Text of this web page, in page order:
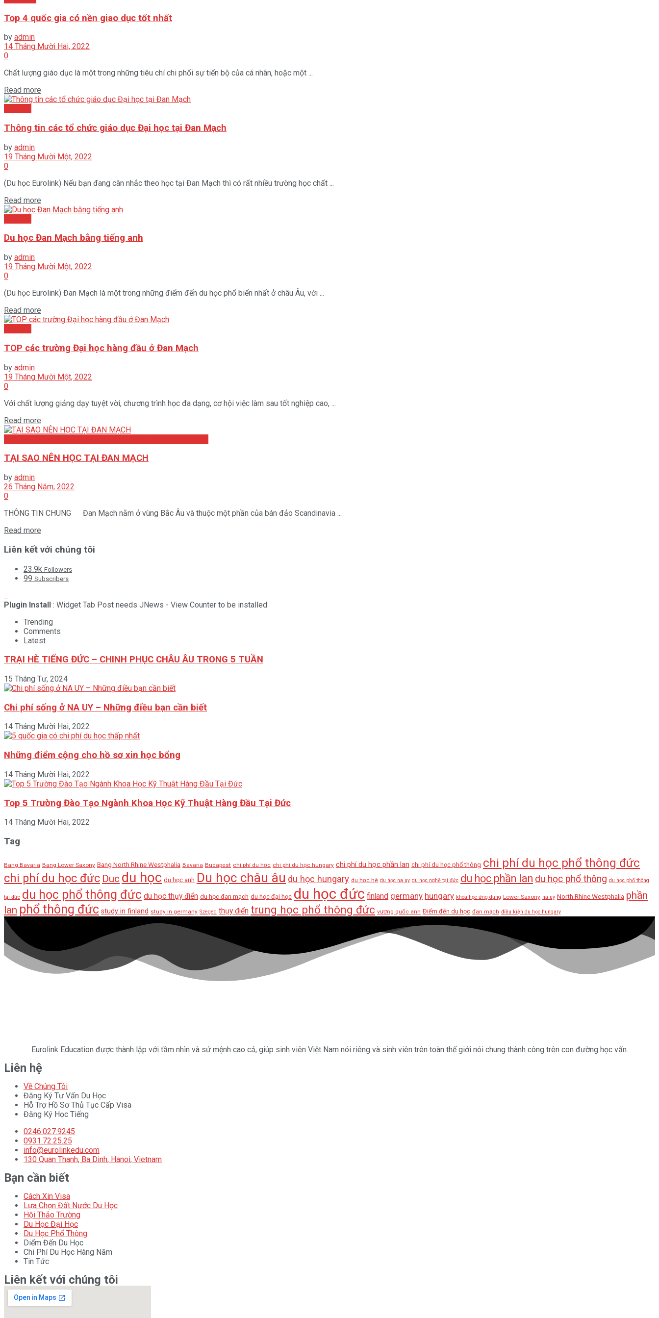
Top 4 quốc gia có nền giao dục tốt nhất
by admin
14 Tháng Mười Hai, 2022
0
Chất lượng giáo dục là một trong những tiêu chí chi phối sự tiến bộ của cá nhân, hoặc một ...
Read more
Thông tin các tổ chức giáo dục Đại học tại Đan Mạch
by admin
19 Tháng Mười Một, 2022
0
(Du học Eurolink) Nếu bạn đang cân nhắc theo học tại Đan Mạch thì có rất nhiều trường học chất ...
Read more
Du học Đan Mạch bằng tiếng anh
by admin
19 Tháng Mười Một, 2022
0
(Du học Eurolink) Đan Mạch là một trong những điểm đến du học phổ biến nhất ở châu Âu, với ...
Read more
TOP các trường Đại học hàng đầu ở Đan Mạch
by admin
19 Tháng Mười Một, 2022
0
Với chất lượng giảng dạy tuyệt vời, chương trình học đa dạng, cơ hội việc làm sau tốt nghiệp cao, ...
Read more
TẠI SAO NÊN HỌC TẠI ĐAN MẠCH
by admin
26 Tháng Năm, 2022
0
THÔNG TIN CHUNG Đan Mạch nằm ở vùng Bắc Âu và thuộc một phần của bán đảo Scandinavia ...
Read more
Liên kết với chúng tôi
23.9k Followers
99 Subscribers
Plugin Install : Widget Tab Post needs JNews - View Counter to be installed
Trending
Comments
Latest
TRẠI HÈ TIẾNG ĐỨC – CHINH PHỤC CHÂU ÂU TRONG 5 TUẦN
15 Tháng Tư, 2024
Chi phí sống ở NA UY – Những điều bạn cần biết
14 Tháng Mười Hai, 2022
Những điểm cộng cho hồ sơ xin học bổng
14 Tháng Mười Hai, 2022
Top 5 Trường Đào Tạo Ngành Khoa Học Kỹ Thuật Hàng Đầu Tại Đức
14 Tháng Mười Hai, 2022
Tag
Bang Bavaria Bang Lower Saxony Bang North Rhine Westphalia Bavaria Budapest chi phí du học chi phí du học hungary chi phí du học phần lan chi phí du học phổ thông chi phí du học phổ thông đức
chi phí du học đức Duc du học du học anh Du học châu âu du học hungary du học hè du học na uy du học nghề tại đức du học phần lan du học phổ thông du học phổ thông
tại đức du học phổ thông đức du học thụy điển du học đan mạch du học đại học du học đức finland germany hungary khoa học ứng dụng Lower Saxony na uy North Rhine Westphalia phần
lan phổ thông đức study in finland study in germany Szeged thụy điển trung học phổ thông đức vương quốc anh Điểm đến du học đan mạch điều kiện du học hungary
Eurolink Education được thành lập với tầm nhìn và sứ mệnh cao cả, giúp sinh viên Việt Nam nói riêng và sinh viên trên toàn thế giới nói chung thành công trên con đường học vấn.
Liên hệ
Về Chúng Tôi
Đăng Ký Tư Vấn Du Học
Hỗ Trợ Hồ Sơ Thủ Tục Cấp Visa
Đăng Ký Học Tiếng
0246.027.9245
0931.72.25.25
info@eurolinkedu.com
130 Quan Thanh, Ba Dinh, Hanoi, Vietnam
Bạn cần biết
Cách Xin Visa
Lựa Chọn Đất Nước Du Học
Hội Thảo Trường
Du Học Đại Học
Du Học Phổ Thông
Diểm Đến Du Học
Chi Phí Du Học Hàng Năm
Tin Tức
Liên kết với chúng tôi